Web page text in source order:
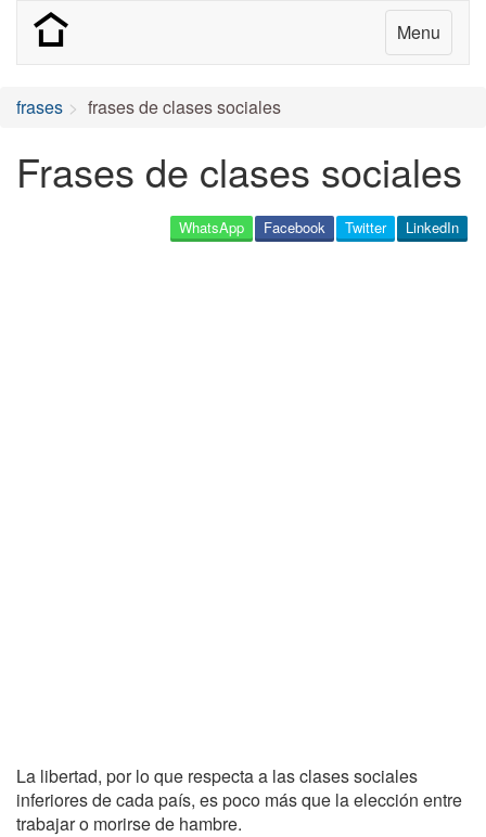
Menu
frases frases de clases sociales
Frases de clases sociales
LinkedIn
Twitter
Facebook
WhatsApp
La libertad, por lo que respecta a las clases sociales
inferiores de cada país, es poco más que la elección entre
trabajar o morirse de hambre.